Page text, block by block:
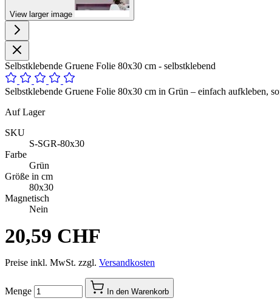
View larger image
Selbstklebende Gruene Folie 80x30 cm - selbstklebend
Selbstklebende Gruene Folie 80x30 cm in Grün – einfach aufkleben,
Auf Lager
SKU
S-SGR-80x30
Farbe
Grün
Größe in cm
80x30
Magnetisch
Nein
20,59 CHF
Preise inkl. MwSt. zzgl. Versandkosten
Menge In den Warenkorb